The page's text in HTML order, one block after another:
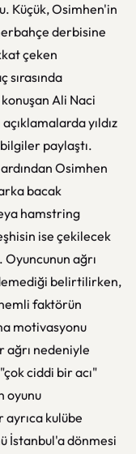
Küçük, Osimhen'in
derbisine
çeken
Ali Naci
yıldız
paylaştı.
Osimhen
bacak
hamstring
ise çekilecek
ağrı
belirtilirken,
faktörün
motivasyonu
ağrı nedeniyle
ciddi bir acı"
oyunu
kulübe
İstanbul'a dönmesi